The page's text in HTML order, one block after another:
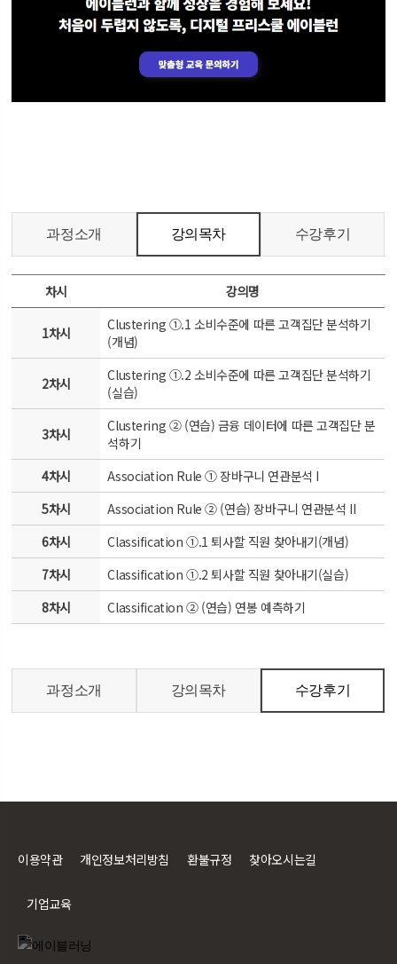
과정소개 강의목차 수강후기
차시 강의명
1차시
Clustering ①.1 소비수준에 따른 고객집단 분석하기
(개념)
2차시
Clustering ①.2 소비수준에 따른 고객집단 분석하기
(실습)
3차시
Clustering ② (연습) 금융 데이터에 따른 고객집단 분
석하기
4차시
Association Rule ① 장바구니 연관분석 I
5차시
Association Rule ② (연습) 장바구니 연관분석 II
6차시
Classification ①.1 퇴사할 직원 찾아내기(개념)
7차시
Classification ①.2 퇴사할 직원 찾아내기(실습)
8차시
Classification ② (연습) 연봉 예측하기
과정소개 강의목차 수강후기
이용약관 개인정보처리방침 환불규정 찾아오시는길
기업교육